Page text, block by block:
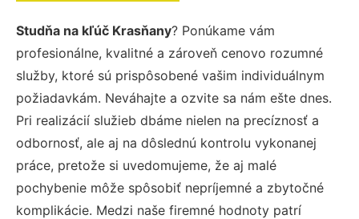
Studňa na kľúč Krasňany? Ponúkame vám
profesionálne, kvalitné a zároveň cenovo rozumné
služby, ktoré sú prispôsobené vašim individuálnym
požiadavkám. Neváhajte a ozvite sa nám ešte dnes.
Pri realizácií služieb dbáme nielen na precíznosť a
odbornosť, ale aj na dôslednú kontrolu vykonanej
práce, pretože si uvedomujeme, že aj malé
pochybenie môže spôsobiť nepríjemné a zbytočné
komplikácie. Medzi naše firemné hodnoty patrí